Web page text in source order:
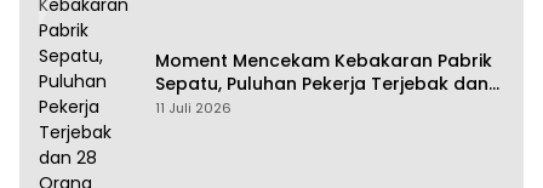
Moment Mencekam Kebakaran Pabrik
Sepatu, Puluhan Pekerja Terjebak dan
28 Orang Tewas
11 Juli 2026